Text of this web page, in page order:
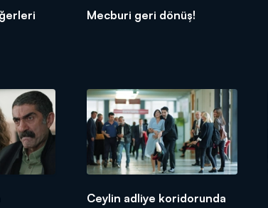
Mecburi geri dönüş!
Ceylin adliye koridorunda